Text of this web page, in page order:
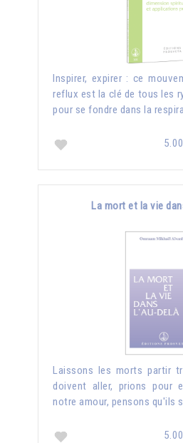
Inspirer, expirer : ce
reflux est la clé de tous les
pour se fondre dans la
La mort et la vie
Laissons les morts partir
doivent aller, prions pour
notre amour, pensons qu'ils